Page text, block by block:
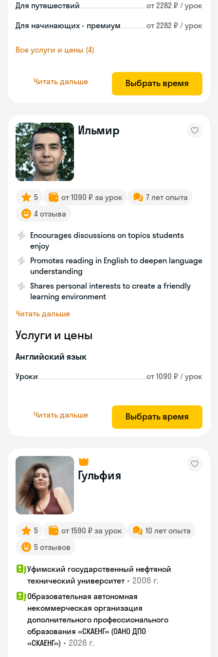
Для путешествий от 2282 ₽ / урок
Для начинающих - премиум от 2282 ₽ / урок
Все услуги и цены (4)
Читать дальше Выбрать время
Ильмир
5 от 1090 ₽ за урок
7 лет опыта
4 отзыва
Encourages discussions on topics students
enjoy
Promotes reading in English to deepen language
understanding
Shares personal interests to create a friendly
learning environment
Читать дальше
Услуги и цены
Английский язык
Уроки от 1090 ₽ / урок
Читать дальше Выбрать время
Гульфия
5 от 1590 ₽ за урок
10 лет опыта
5 отзывов
Уфимский государственный нефтяной
технический университет • 2006 г.
Образовательная автономная
некоммерческая организация
дополнительного профессионального
образования «СКАЕНГ» (ОАНО ДПО
«СКАЕНГ») • 2026 г.